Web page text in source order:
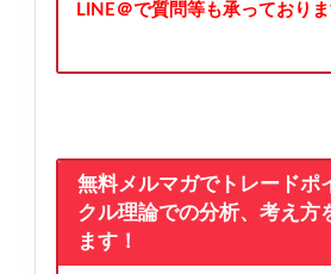
LINE＠で質問等も承っておりま
無料メルマガでトレードポ
クル理論での分析、考え方
ます！